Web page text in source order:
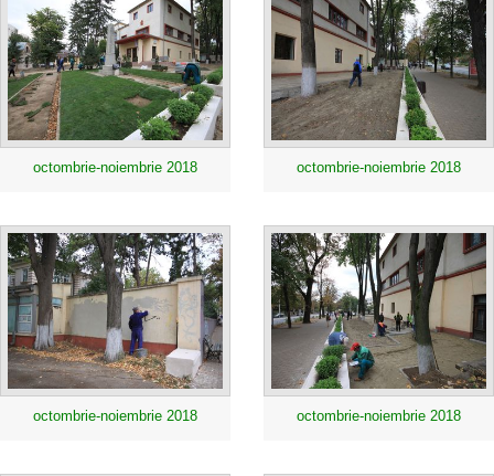
octombrie-noiembrie 2018 octombrie-noiembrie 2018
octombrie-noiembrie 2018 octombrie-noiembrie 2018